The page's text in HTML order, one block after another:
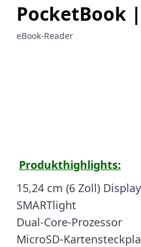
PocketBook |
eBook-Reader
Produkthighlights:
15,24 cm (6 Zoll) Display
SMARTlight
Dual-Core-Prozessor
MicroSD-